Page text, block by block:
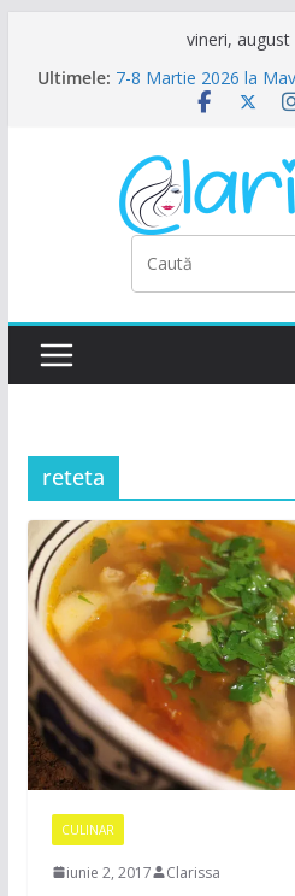
vineri, august
Ultimele: 7-8 Martie 2026 la
Ziua Femeii la Amalfi
Ziua Femeii se
Calinescu!
Petrecere de Ziua
reteta
CULINAR
iunie 2, 2017 Clarissa